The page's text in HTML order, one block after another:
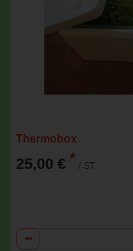
Thermobox
25,00 € * / ST
Anzahl